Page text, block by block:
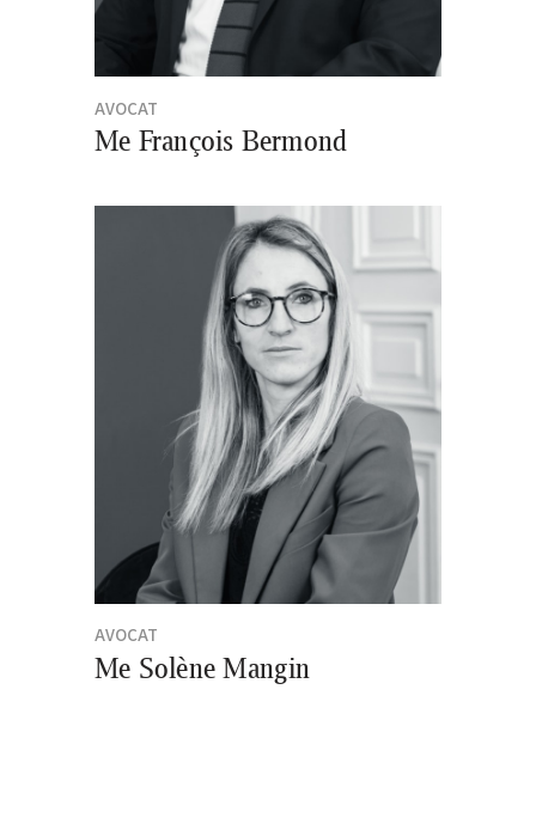
AVOCAT
Me François Bermond
AVOCAT
Me Solène Mangin